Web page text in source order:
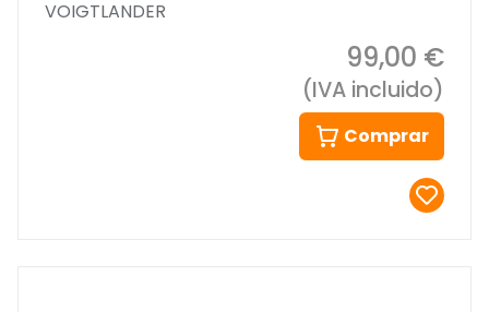
VOIGTLANDER
99,00 €
(IVA incluido)
Comprar